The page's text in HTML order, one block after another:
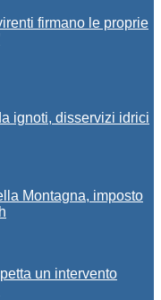
firmano le proprie
ignoti, disservizi idrici
Montagna, imposto
un intervento